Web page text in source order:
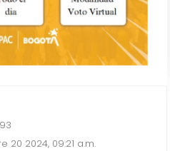
20 2024, 09:21 a.m.